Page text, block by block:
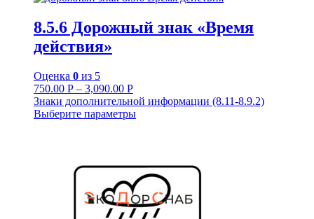
8.5.6 Дорожный знак «Время
действия»
Оценка 0 из 5
750.00 Р – 3,090.00 Р
Знаки дополнительной информации (8.11-8.9.2)
Выберите параметры